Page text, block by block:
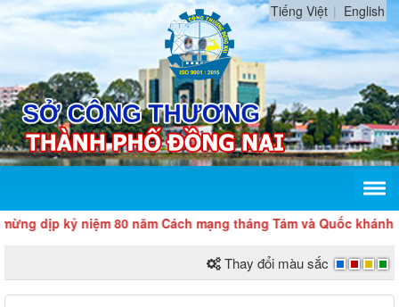
Tiếng Việt English
dịp kỷ niệm 80 năm Cách mạng tháng Tám và Quốc khánh 2/9
Thay đổi màu sắc